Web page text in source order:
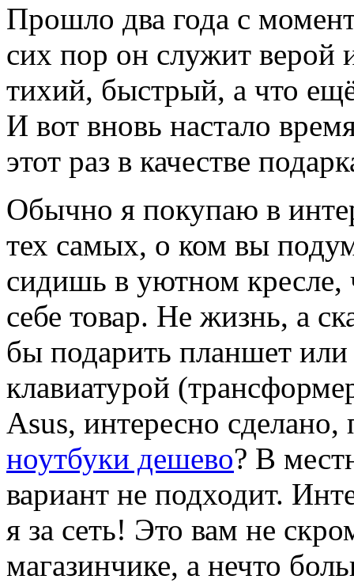
Прошло два года с
сих пор он служит верой
тихий, быстрый, а что
И вот вновь настало
этот раз в качестве
Обычно я покупаю в
тех самых, о ком вы
сидишь в уютном
себе товар. Не жизнь, а
бы подарить планшет
клавиатурой
Asus, интересно
ноутбуки дешево? В
вариант не подходит.
я за сеть! Это вам не
магазинчике, а нечто